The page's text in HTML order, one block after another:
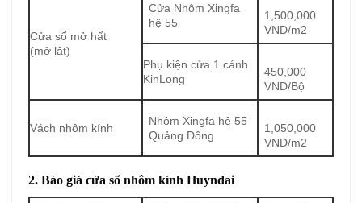
Cửa sổ mở hất
(mở lật)
Cửa Nhôm Xingfa
hệ 55
1,500,000
VND/m2
Phụ kiện cửa 1 cánh
KinLong
450,000
VND/Bộ
Vách nhôm kính
Nhôm Xingfa hệ 55
Quảng Đông
1,050,000
VND/m2
2. Báo giá cửa sổ nhôm kính Huyndai